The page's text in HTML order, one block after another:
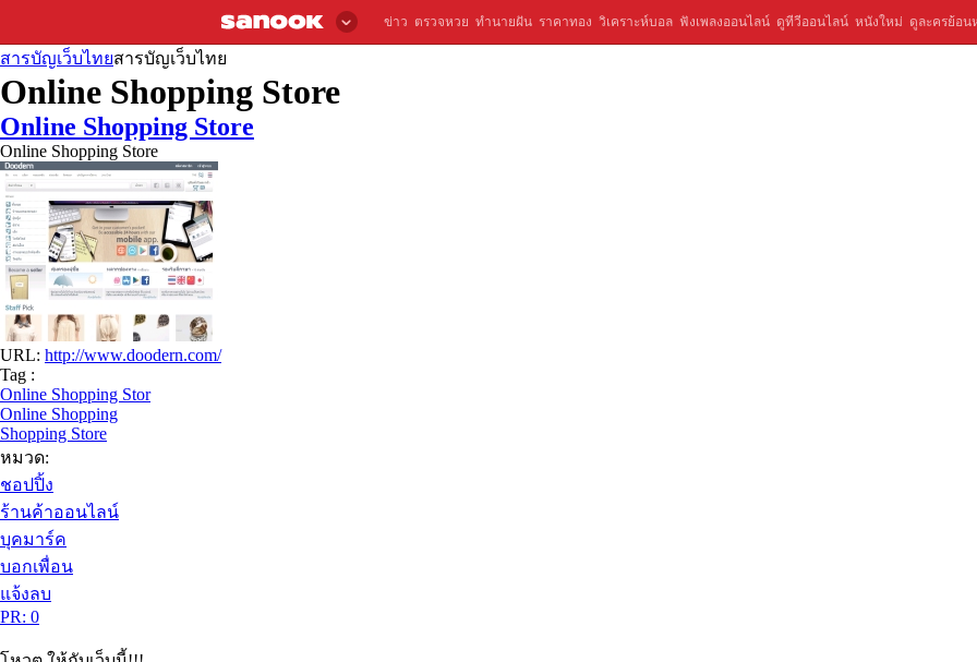
ข่าว ตรวจหวย ทำนายฝัน ราคาทอง วิเคราะห์บอล ฟังเพลงออนไลน์ ดูทีวีออนไลน์ หนังใหม่ ดูละครย้อน
สารบัญเว็บไทยสารบัญเว็บไทย
Online Shopping Store
Online Shopping Store
Online Shopping Store
URL: http://www.doodern.com/
Tag :
Online Shopping Stor
Online Shopping
Shopping Store
หมวด:
ชอปปิ้ง
ร้านค้าออนไลน์
บุคมาร์ค
บอกเพื่อน
แจ้งลบ
PR: 0